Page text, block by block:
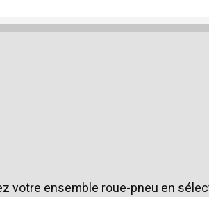
votre ensemble roue-pneu en